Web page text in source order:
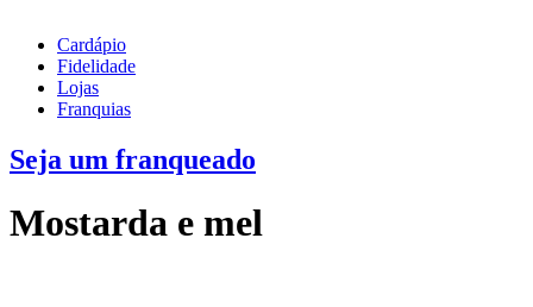
Cardápio
Fidelidade
Lojas
Franquias
Seja um franqueado
Mostarda e mel